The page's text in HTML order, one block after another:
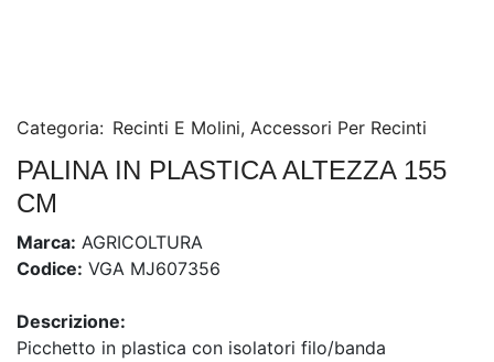
Categoria: Recinti E Molini, Accessori Per Recinti
PALINA IN PLASTICA ALTEZZA 155
CM
Marca: AGRICOLTURA
Codice: VGA MJ607356
Descrizione:
Picchetto in plastica con isolatori filo/banda